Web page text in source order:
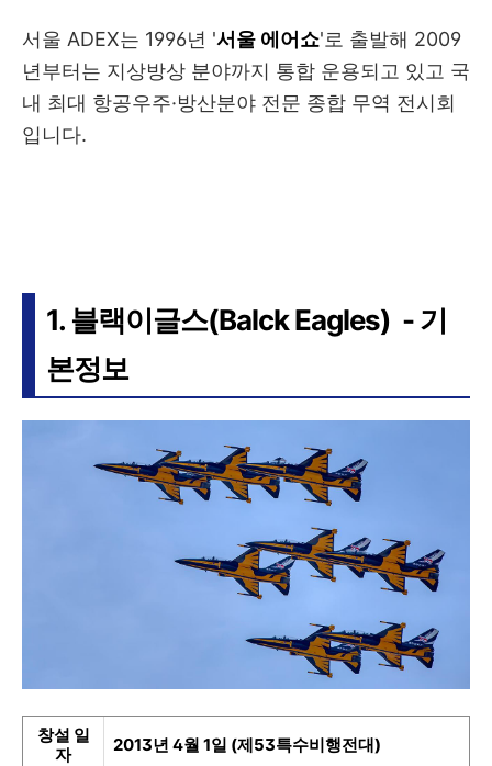
서울 ADEX는 1996년 '서울 에어쇼'로 출발해 2009
년부터는 지상방상 분야까지 통합 운용되고 있고 국
내 최대 항공우주·방산분야 전문 종합 무역 전시회
입니다.
1. 블랙이글스(Balck Eagles) - 기
본정보
창설 일
자
2013년 4월 1일 (제53특수비행전대)